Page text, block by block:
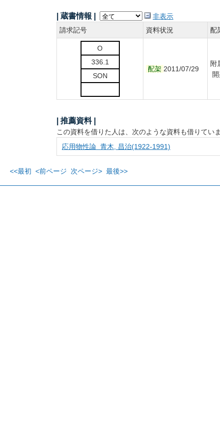
| 蔵書情報 |
非表示
請求記号
資料状況 配
O
336.1
SON
配架 2011/07/29
附
| 推薦資料 |
この資料を借りた人は、次のような資料も借りてい
応用物性論 青木, 昌治(1922-1991)
<<最初 <前ページ 次ページ> 最後>>